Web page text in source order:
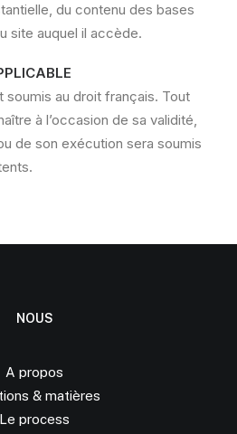
du contenu des bases
site auquel il accède.
au droit français. Tout
à l’occasion de sa validité,
de son exécution sera soumis
NOUS
A propos
& matières
Le process